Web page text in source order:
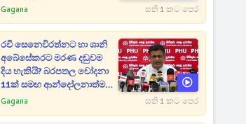
Gagana සති 1 කට පෙර
රවී සෙනෙවිරත්නට හා ශානි
අබේසේකරට මරණ දඬුවම
දිය හැකියි? බරපතල චෝදනා
11ක් සමඟ ආන්දෝලනාත්මක
ප්‍රකාශයක් [VIDEO]
Gagana සති 1 කට පෙර